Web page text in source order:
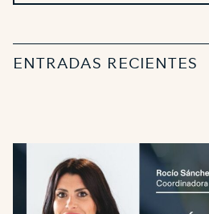
ENTRADAS RECIENTES